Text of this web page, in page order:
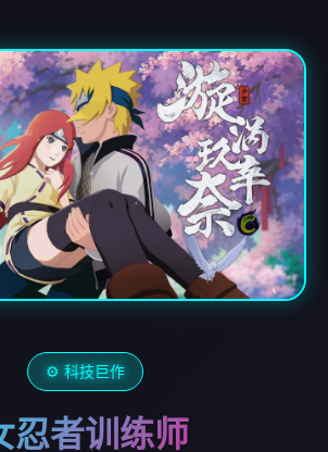
⚙️ 科技巨作
忍者训练师